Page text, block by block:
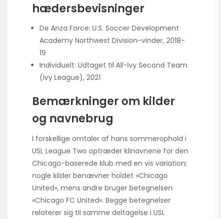
hædersbevisninger
De Anza Force: U.S. Soccer Development
Academy Northwest Division-vinder, 2018-
19
Individuelt: Udtaget til All-Ivy Second Team
(Ivy League), 2021
Bemærkninger om kilder
og navnebrug
I forskellige omtaler af hans sommerophold i
USL League Two optræder klinavnene for den
Chicago-baserede klub med en vis variation;
nogle kilder benævner holdet «Chicago
United», mens andre bruger betegnelsen
«Chicago FC United». Begge betegnelser
relaterer sig til samme deltagelse i USL